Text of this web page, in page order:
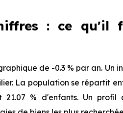
: ce qu'il
de -0.3 % par an.
La population se répartit
% d'enfants. Un profil